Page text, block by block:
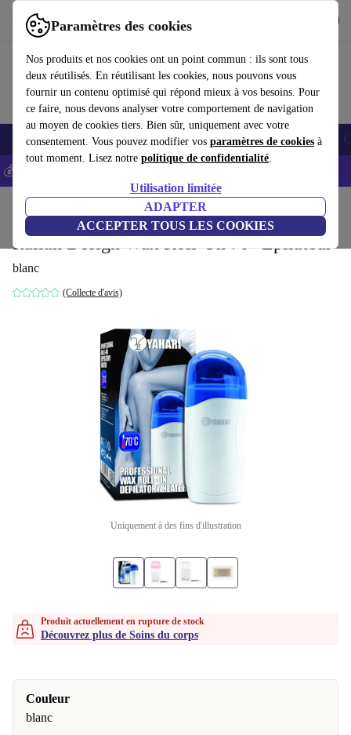
Paramètres des cookies
Nos produits et nos cookies ont un point commun : ils sont tous
deux réutilisés. En réutilisant les cookies, nous pouvons vous
fournir un contenu optimisé qui répond mieux à vos besoins. Pour
ce faire, nous devons analyser votre comportement de navigation
au moyen de cookies tiers. Bien sûr, uniquement avec votre
consentement. Vous pouvez modifier vos paramètres de cookies à
tout moment. Lisez notre politique de confidentialité.
Utilisation limitée
ADAPTER
ACCEPTER TOUS LES COOKIES
Utilisez refurbed rapidement et facilement
Smartphones Laptops Tablettes Montres connectées Accessoires
💰-5% EXTRA sur les iPhones – Code: IPHONEDEAL -
Santé & Beauté Soins du corps
Italian Design Wax Roll-On 70° Épilateur
blanc
(Collecte d'avis)
Uniquement à des fins d'illustration
Produit actuellement en rupture de stock
Découvrez plus de Soins du corps
Couleur
blanc